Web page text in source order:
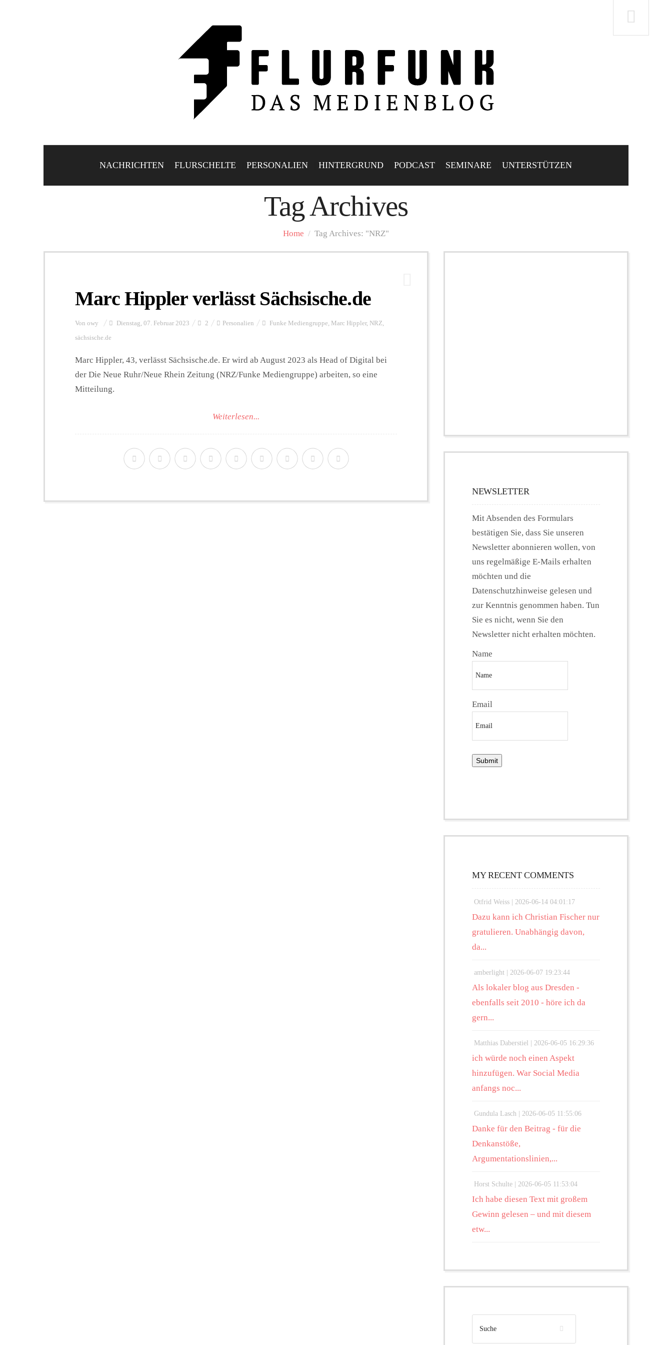
NACHRICHTEN FLURSCHELTE PERSONALIEN HINTERGRUND PODCAST SEMINARE UNTERSTÜTZEN
Tag Archives
Home / Tag Archives: "NRZ"
Marc Hippler verlässt Sächsische.de
Von owy Dienstag, 07. Februar 2023 2 Personalien Funke Mediengruppe, Marc Hippler, NRZ,
sächsische.de
Marc Hippler, 43, verlässt Sächsische.de. Er wird ab August 2023 als Head of Digital bei
der Die Neue Ruhr/Neue Rhein Zeitung (NRZ/Funke Mediengruppe) arbeiten, so eine
Mitteilung.
Weiterlesen...
NEWSLETTER
Mit Absenden des Formulars
bestätigen Sie, dass Sie unseren
Newsletter abonnieren wollen, von
uns regelmäßige E-Mails erhalten
möchten und die
Datenschutzhinweise gelesen und
zur Kenntnis genommen haben. Tun
Sie es nicht, wenn Sie den
Newsletter nicht erhalten möchten.
Name
Email
MY RECENT COMMENTS
Otfrid Weiss | 2026-06-14 04:01:17
Dazu kann ich Christian Fischer nur
gratulieren. Unabhängig davon,
da...
amberlight | 2026-06-07 19:23:44
Als lokaler blog aus Dresden -
ebenfalls seit 2010 - höre ich da
gern...
Matthias Daberstiel | 2026-06-05 16:29:36
ich würde noch einen Aspekt
hinzufügen. War Social Media
anfangs noc...
Gundula Lasch | 2026-06-05 11:55:06
Danke für den Beitrag - für die
Denkanstöße,
Argumentationslinien,...
Horst Schulte | 2026-06-05 11:53:04
Ich habe diesen Text mit großem
Gewinn gelesen – und mit diesem
etw...